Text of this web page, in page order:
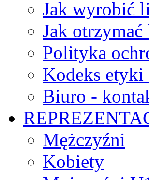
Jak wyrobić
Jak otrzymać
Polityka
Kodeks
Biuro -
Mężczyźni
Kobiety